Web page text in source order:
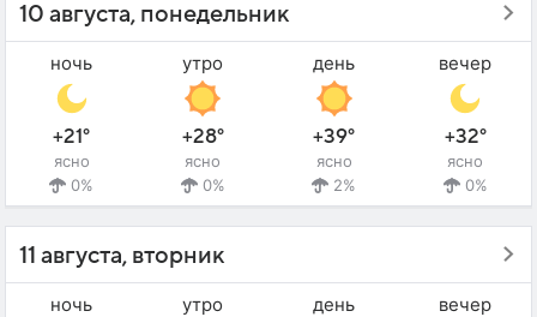
10 августа, понедельник
ночь
+21°
ясно
0%
утро
+28°
ясно
0%
день
+39°
ясно
2%
вечер
+32°
ясно
0%
11 августа, вторник
ночь утро день вечер